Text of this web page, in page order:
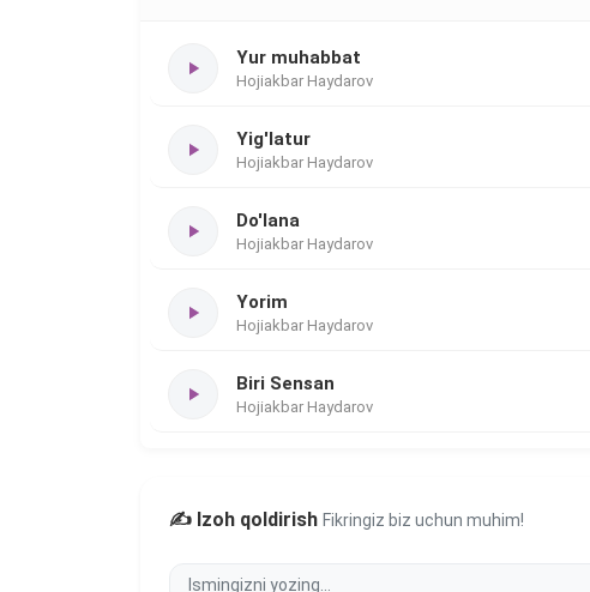
Yur muhabbat
Hojiakbar Haydarov
Yig'latur
Hojiakbar Haydarov
Do'lana
Hojiakbar Haydarov
Yorim
Hojiakbar Haydarov
Biri Sensan
Hojiakbar Haydarov
✍️ Izoh qoldirish Fikringiz biz uchun muhim!